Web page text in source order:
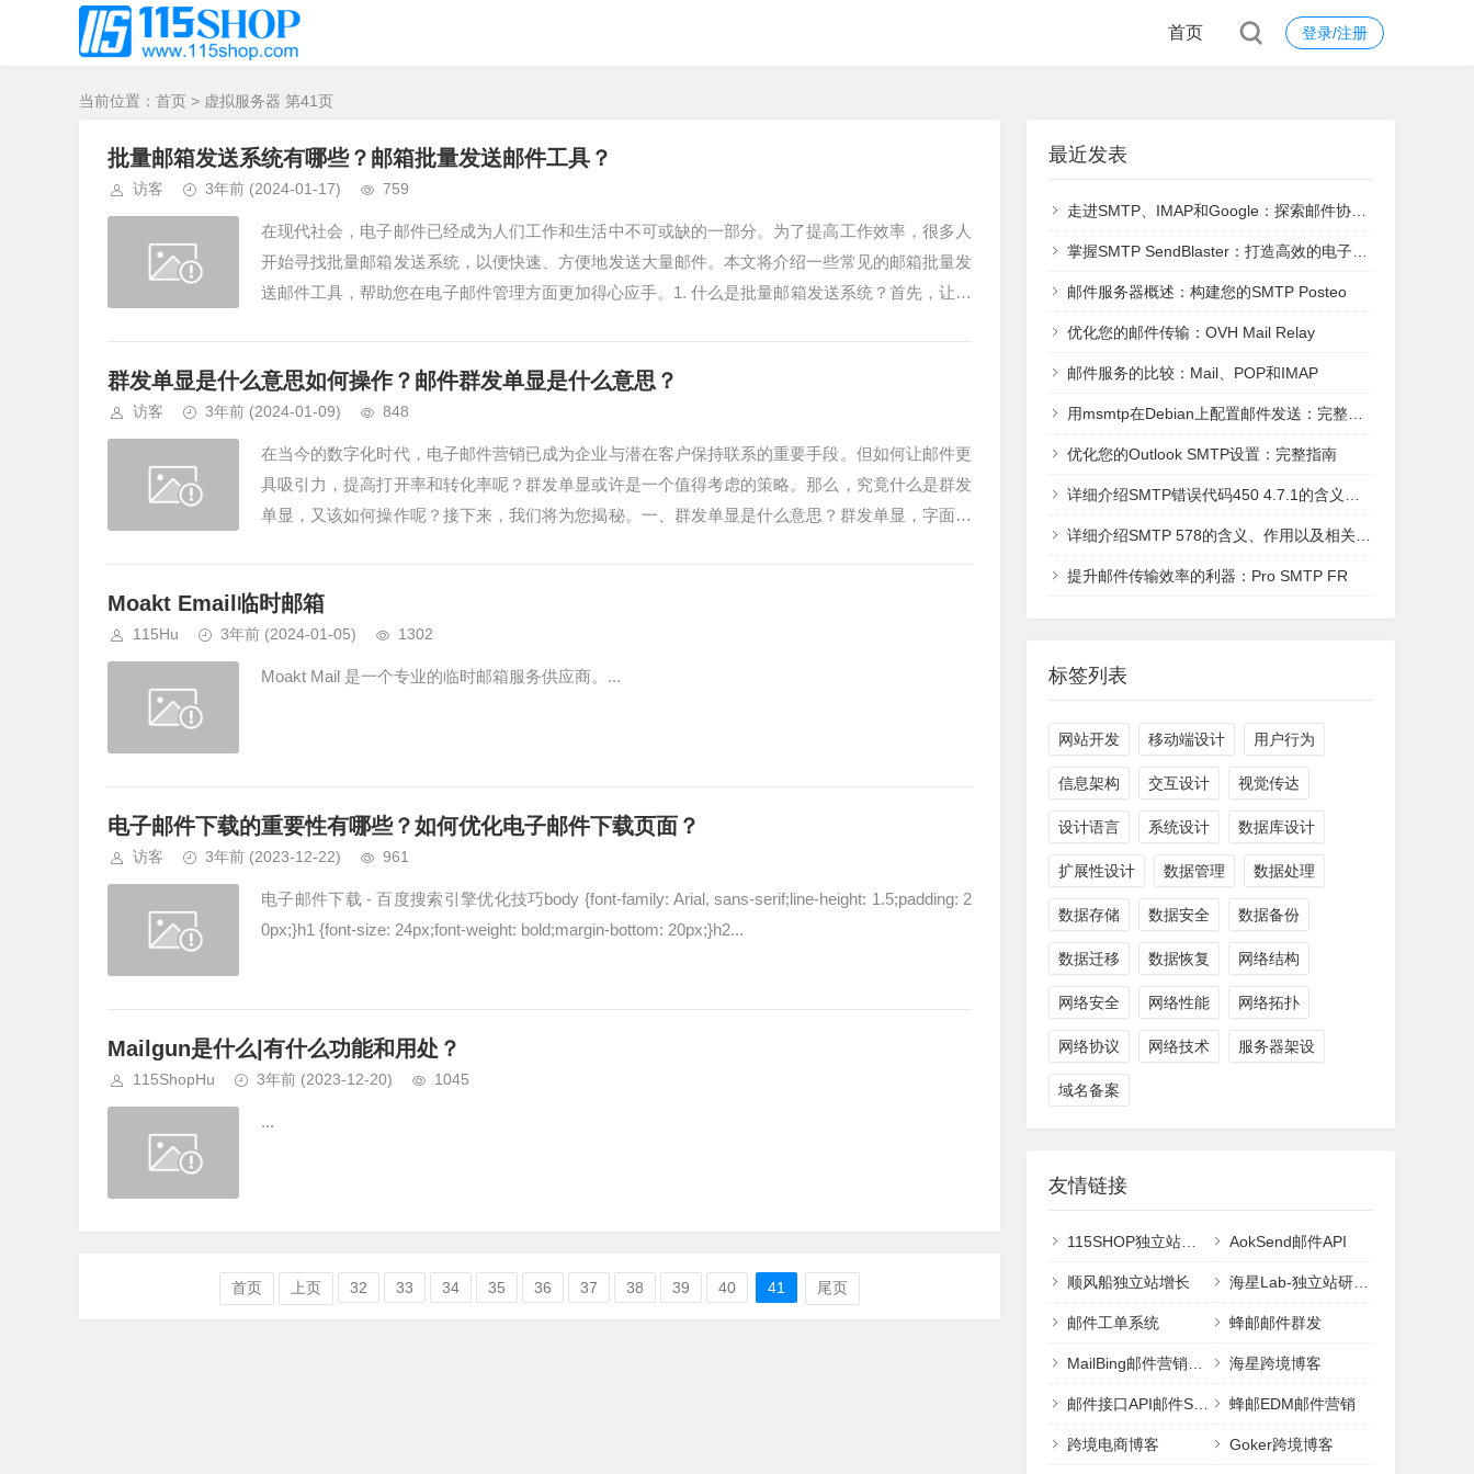
登录/注册
首页
当前位置： 首页 > 虚拟服务器 第41页
批量邮箱发送系统有哪些？邮箱批量发送邮件工具？
访客 3年前 (2024-01-17) 759
在现代社会，电子邮件已经成为人们工作和生活中不可或缺的一部分。为了提高工作效率，很多人
开始寻找批量邮箱发送系统，以便快速、方便地发送大量邮件。本文将介绍一些常见的邮箱批量发
送邮件工具，帮助您在电子邮件管理方面更加得心应手。1. 什么是批量邮箱发送系统？首先，让我
群发单显是什么意思如何操作？邮件群发单显是什么意思？
访客 3年前 (2024-01-09) 848
在当今的数字化时代，电子邮件营销已成为企业与潜在客户保持联系的重要手段。但如何让邮件更
具吸引力，提高打开率和转化率呢？群发单显或许是一个值得考虑的策略。那么，究竟什么是群发
单显，又该如何操作呢？接下来，我们将为您揭秘。一、群发单显是什么意思？群发单显，字面意
Moakt Email临时邮箱
115Hu 3年前 (2024-01-05) 1302
Moakt Mail 是一个专业的临时邮箱服务供应商。...
电子邮件下载的重要性有哪些？如何优化电子邮件下载页面？
访客 3年前 (2023-12-22) 961
电子邮件下载 - 百度搜索引擎优化技巧body {font-family: Arial, sans-serif;line-height: 1.5;padding: 2
0px;}h1 {font-size: 24px;font-weight: bold;margin-bottom: 20px;}h2...
Mailgun是什么|有什么功能和用处？
115ShopHu 3年前 (2023-12-20) 1045
...
首页 上页 32 33 34 35 36 37 38 39 40 41 尾页
最近发表
走进SMTP、IMAP和Google：探索邮件协议的世界
掌握SMTP SendBlaster：打造高效的电子邮件营销策略
邮件服务器概述：构建您的SMTP Posteo
优化您的邮件传输：OVH Mail Relay
邮件服务的比较：Mail、POP和IMAP
用msmtp在Debian上配置邮件发送：完整指南
优化您的Outlook SMTP设置：完整指南
详细介绍SMTP错误代码450 4.7.1的含义、可能的原因以及解决方法
详细介绍SMTP 578的含义、作用以及相关的实际运用情况
提升邮件传输效率的利器：Pro SMTP FR
标签列表
网站开发 移动端设计 用户行为
信息架构 交互设计 视觉传达
设计语言 系统设计 数据库设计
扩展性设计 数据管理 数据处理
数据存储 数据安全 数据备份
数据迁移 数据恢复 网络结构
网络安全 网络性能 网络拓扑
网络协议 网络技术 服务器架设
域名备案
友情链接
115SHOP独立站建站 AokSend邮件API
顺风船独立站增长 海星Lab-独立站研究室
邮件工单系统 蜂邮邮件群发
MailBing邮件营销平台 海星跨境博客
邮件接口API邮件SMTP 蜂邮EDM邮件营销
跨境电商博客 Goker跨境博客